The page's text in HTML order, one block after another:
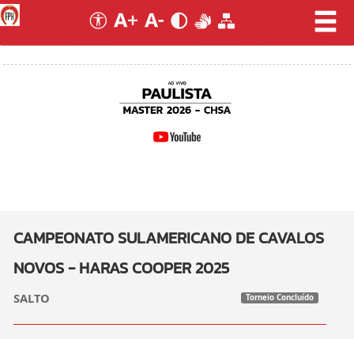
CAMPEONATO SULAMERICANO DE CAVALOS
NOVOS - HARAS COOPER 2025
SALTO Torneio Concluído